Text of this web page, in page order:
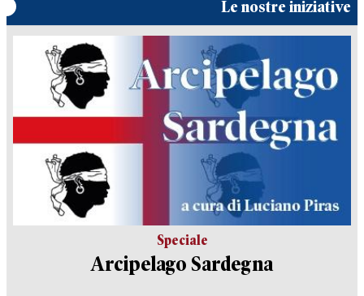
Le nostre iniziative
Speciale
Arcipelago Sardegna